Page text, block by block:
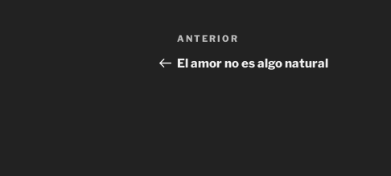
Navegación
de
Entrada
anterior:
ANTERIOR
El amor no es algo natural